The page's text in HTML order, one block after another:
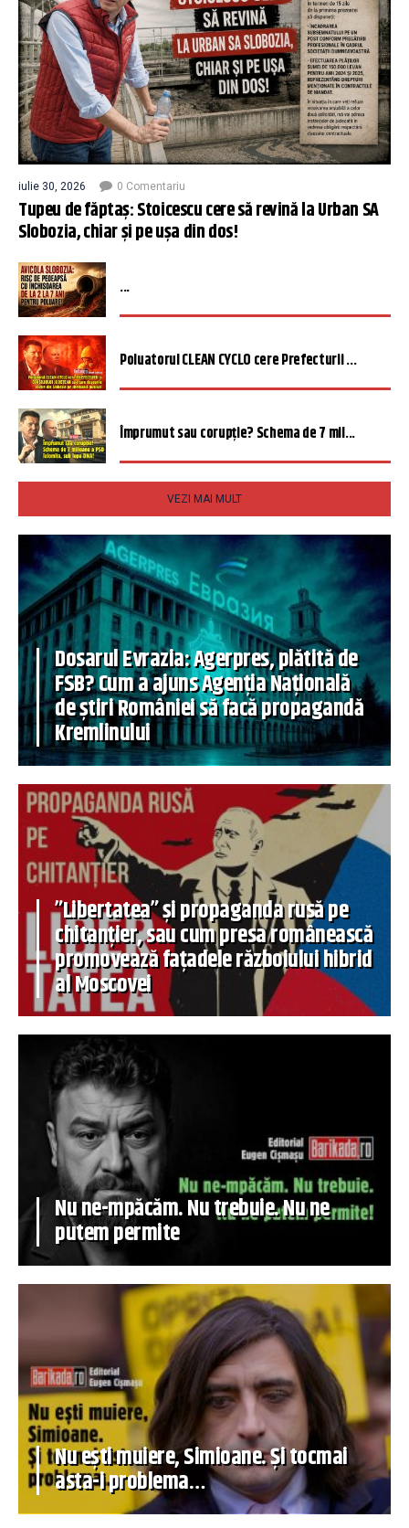
iulie 30, 2026 0 Comentariu
Tupeu de făptaș: Stoicescu cere să revină la Urban SA
Slobozia, chiar și pe ușa din dos!
...
Poluatorul CLEAN CYCLO cere Prefecturii ...
Împrumut sau corupție? Schema de 7 mil...
VEZI MAI MULT
Dosarul Evrazia: Agerpres, plătită de
FSB? Cum a ajuns Agenția Națională
de știri României să facă propagandă
Kremlinului
”Libertatea” și propaganda rusă pe
chitanțier, sau cum presa românească
promovează fațadele războiului hibrid
al Moscovei
Nu ne-mpăcăm. Nu trebuie. Nu ne
putem permite
Nu ești muiere, Simioane. Și tocmai
asta-i problema…